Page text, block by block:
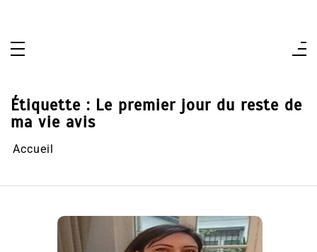
Étiquette : Le premier jour du reste de
ma vie avis
Accueil